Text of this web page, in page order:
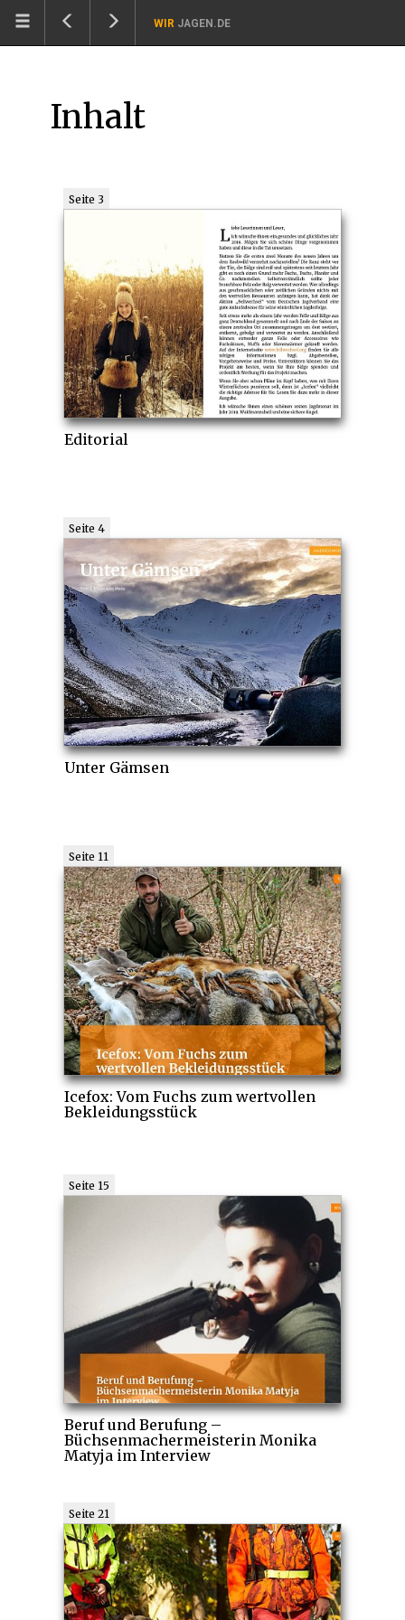
WIR JAGEN.DE
Inhalt
Seite 3
Editorial
Seite 4
Unter Gämsen
Seite 11
Icefox: Vom Fuchs zum wertvollen
Bekleidungsstück
Seite 15
Beruf und Berufung –
Büchsenmachermeisterin Monika
Matyja im Interview
Seite 21